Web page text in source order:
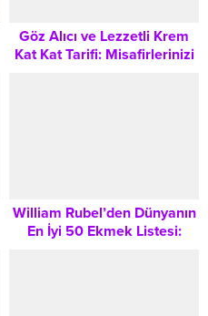
Göz Alıcı ve Lezzetli Krem
Kat Kat Tarifi: Misafirlerinizi
William Rubel’den Dünyanın
En İyi 50 Ekmek Listesi: